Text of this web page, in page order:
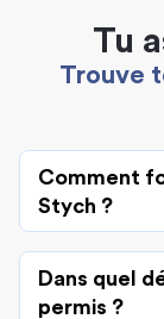
Tu
Trouve
Comment
Stych ?
Dans quel
permis ?